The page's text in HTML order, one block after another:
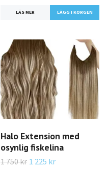
LÄS MER LÄGG I KORGEN
Halo Extension med
osynlig fiskelina
1 750 kr 1 225 kr